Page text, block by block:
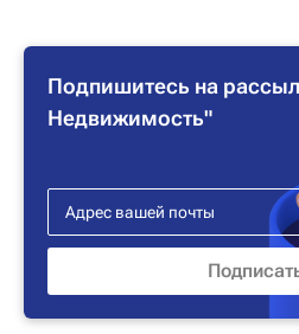
Подпишитесь на
Недвижимость"